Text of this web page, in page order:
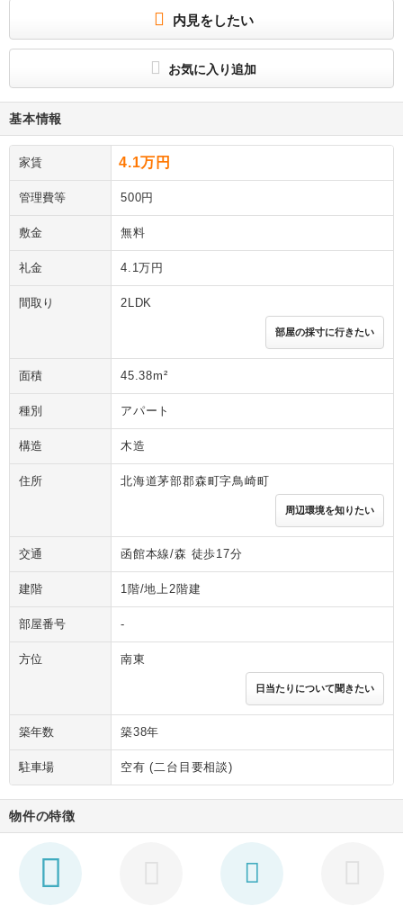
内見をしたい
お気に入り追加
基本情報
家賃 4.1万円
管理費等 500円
敷金 無料
礼金 4.1万円
間取り 2LDK
部屋の採寸に行きたい
面積 45.38m²
種別 アパート
構造 木造
住所 北海道茅部郡森町字鳥崎町
周辺環境を知りたい
交通 函館本線/森 徒歩17分
建階 1階/地上2階建
部屋番号 -
方位 南東
日当たりについて聞きたい
築年数 築38年
駐車場 空有 (二台目要相談)
物件の特徴